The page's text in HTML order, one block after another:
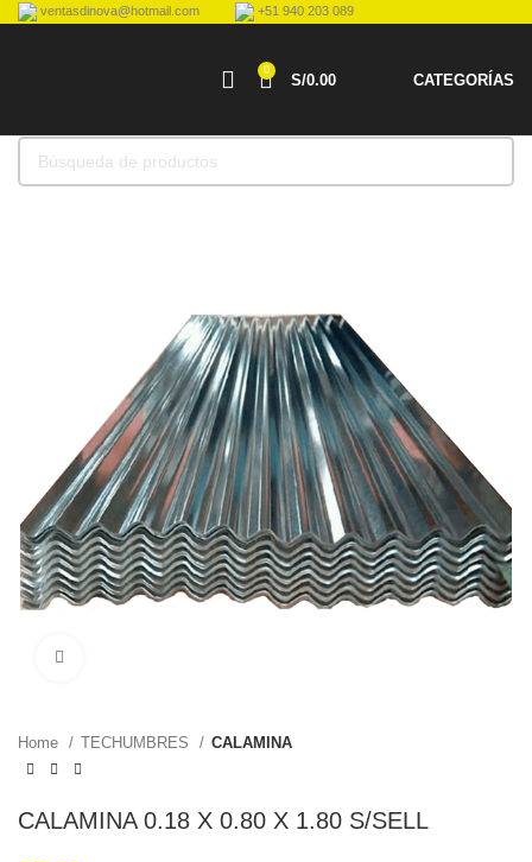
ventasdinova@hotmail.com +51 940 203 089
0
S/0.00 CATEGORÍAS
Home TECHUMBRES CALAMINA
CALAMINA 0.18 X 0.80 X 1.80 S/SELL